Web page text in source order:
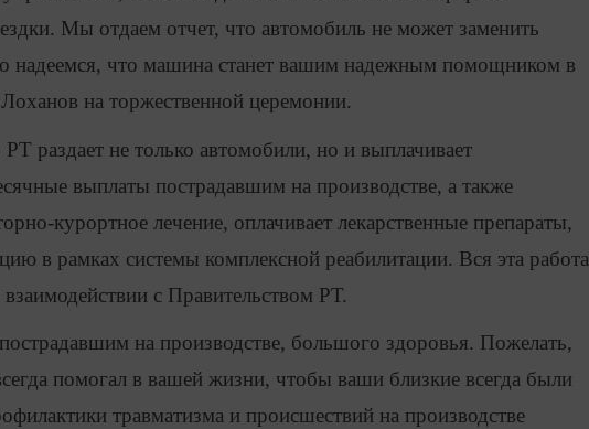
Мы отдаем отчет, что автомобиль не может заменить
надеемся, что машина станет вашим надежным помощником в
на торжественной церемонии.
раздает не только автомобили, но и выплачивает
выплаты пострадавшим на производстве, а также
курортное лечение, оплачивает лекарственные препараты,
в рамках системы комплексной реабилитации. Вся эта работа
с Правительством РТ.
на производстве, большого здоровья. Пожелать,
помогал в вашей жизни, чтобы ваши близкие всегда были
травматизма и происшествий на производстве